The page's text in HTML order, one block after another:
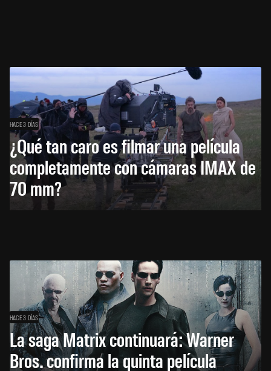
HACE 3 DÍAS
¿Qué tan caro es filmar una película
completamente con cámaras IMAX de
70 mm?
HACE 3 DÍAS
La saga Matrix continuará: Warner
Bros. confirma la quinta película